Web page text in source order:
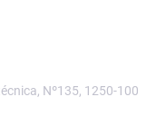
Nº135, 1250-100